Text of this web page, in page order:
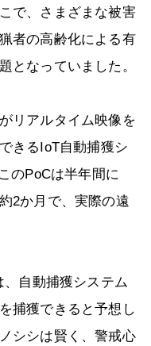
で、さまざまな被害
者の高齢化による有
となっていました。
リアルタイム映像を
きるIoT自動捕獲シ
のPoCは半年間に
2か月で、実際の遠
、自動捕獲システム
捕獲できると予想し
シシは賢く、警戒心